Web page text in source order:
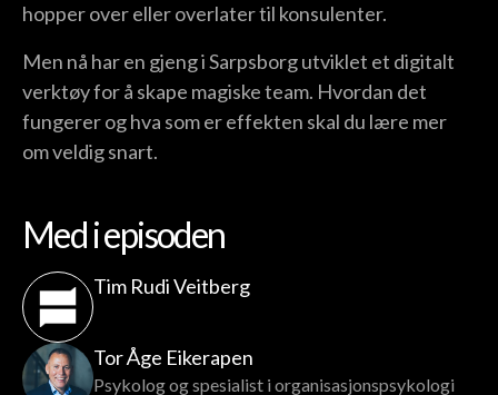
hopper over eller overlater til konsulenter.
Men nå har en gjeng i Sarpsborg utviklet et digitalt
verktøy for å skape magiske team. Hvordan det
fungerer og hva som er effekten skal du lære mer
om veldig snart.
Med i episoden
Tim Rudi Veitberg
Tor Åge Eikerapen
Psykolog og spesialist i organisasjonspsykologi